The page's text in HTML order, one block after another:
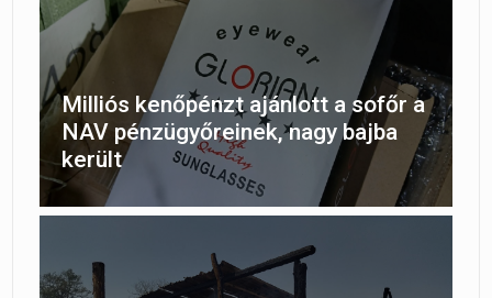
Milliós kenőpénzt ajánlott a sofőr a
NAV pénzügyőreinek, nagy bajba
került